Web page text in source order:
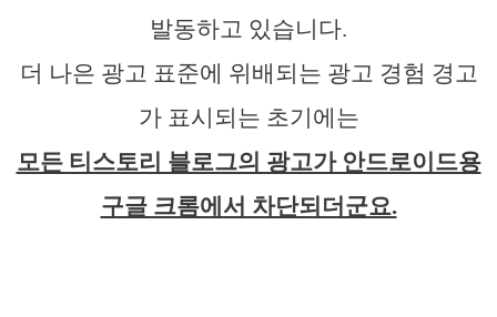
발동하고 있습니다.
더 나은 광고 표준에 위배되는 광고 경험 경고
가 표시되는 초기에는
모든 티스토리 블로그의 광고가 안드로이드용
구글 크롬에서 차단되더군요.